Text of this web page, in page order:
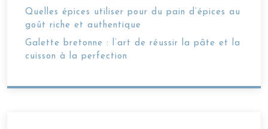
Quelles épices utiliser pour du pain d’épices au
goût riche et authentique
Galette bretonne : l’art de réussir la pâte et la
cuisson à la perfection